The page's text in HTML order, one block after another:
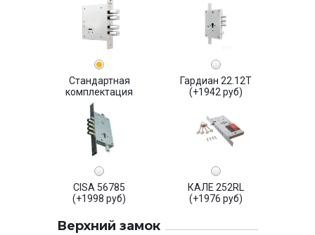
Стандартная
комплектация
Гардиан 22.12Т
(+1942 руб)
CISA 56785
(+1998 руб)
КАЛЕ 252RL
(+1976 руб)
Верхний замок